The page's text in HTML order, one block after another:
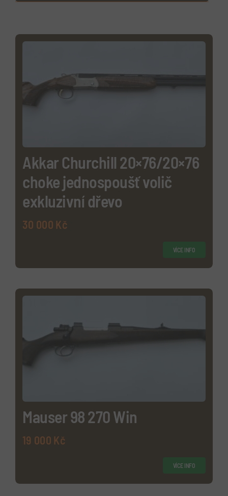
Akkar Churchill 20×76/20×76
choke jednospoušť volič
exkluzivní dřevo
30 000 Kč
VÍCE INFO
Mauser 98 270 Win
19 000 Kč
VÍCE INFO